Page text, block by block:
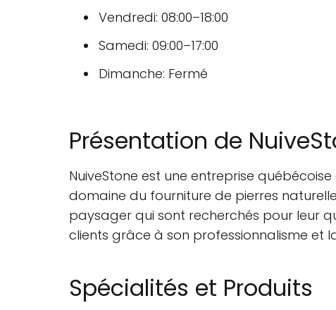
Vendredi: 08:00–18:00
Samedi: 09:00–17:00
Dimanche: Fermé
Présentation de
NuiveStone est une entreprise
domaine du fourniture de pierres
paysager qui sont recherchés pour leur
clients grâce à son professionnalisme et
Spécialités et Produits